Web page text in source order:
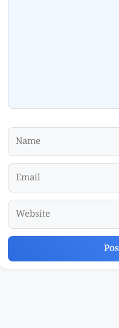
Name
Email
Website